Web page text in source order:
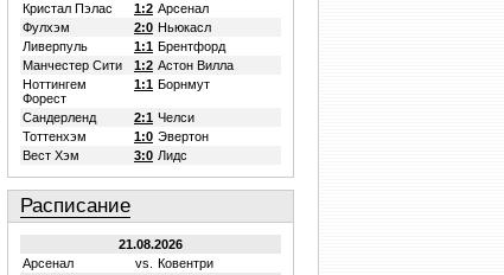
Кристал Пэлас
1:2 Арсенал
Фулхэм
2:0 Ньюкасл
Ливерпуль
1:1 Брентфорд
Манчестер Сити
1:2 Астон Вилла
Ноттингем
Форест
1:1 Борнмут
Сандерленд 2:1 Челси
Тоттенхэм
1:0 Эвертон
Вест Хэм
3:0 Лидс
Расписание
21.08.2026
Арсенал
vs. Ковентри